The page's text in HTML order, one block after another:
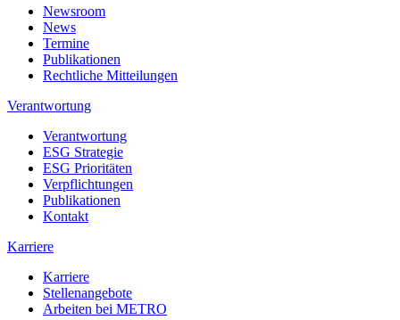
Newsroom
News
Termine
Publikationen
Rechtliche Mitteilungen
Verantwortung
Verantwortung
ESG Strategie
ESG Prioritäten
Verpflichtungen
Publikationen
Kontakt
Karriere
Karriere
Stellenangebote
Arbeiten bei METRO